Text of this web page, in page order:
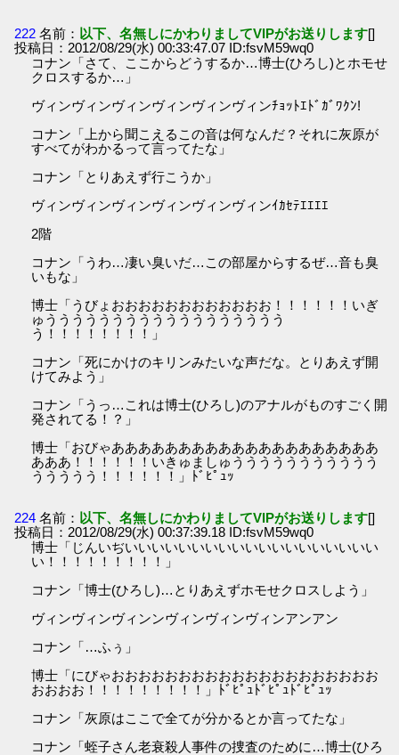
222 名前： 以下、名無しにかわりましてVIPがお送りします[]
投稿日：2012/08/29(水) 00:33:47.07 ID:fsvM59wq0
コナン「さて、ここからどうするか…博士(ひろし)とホモせ
クロスするか…」
ヴィンヴィンヴィンヴィンヴィンヴィンﾁｮｯﾄｴﾄﾞｶﾞﾜｸﾝ!
コナン「上から聞こえるこの音は何なんだ？それに灰原が
すべてがわかるって言ってたな」
コナン「とりあえず行こうか」
ヴィンヴィンヴィンヴィンヴィンヴィンｲｶｾﾃｴｴｴｴ
2階
コナン「うわ…凄い臭いだ…この部屋からするぜ…音も臭
いもな」
博士「うびょおおおおおおおおおおおお！！！！！！いぎ
ゅうううううううううううううううううう
う！！！！！！！！」
コナン「死にかけのキリンみたいな声だな。とりあえず開
けてみよう」
コナン「うっ…これは博士(ひろし)のアナルがものすごく開
発されてる！？」
博士「おびゃああああああああああああああああああああ
あああ！！！！！！いきゅましゅううううううううううう
ううううう！！！！！！」ﾄﾞﾋﾟｭｯ
224 名前： 以下、名無しにかわりましてVIPがお送りします[]
投稿日：2012/08/29(水) 00:37:39.18 ID:fsvM59wq0
博士「じんいぢいいいいいいいいいいいいいいいいいいい
い！！！！！！！！！」
コナン「博士(ひろし)…とりあえずホモせクロスしよう」
ヴィンヴィンヴィンンヴィンヴィンヴィンアンアン
コナン「…ふぅ」
博士「にびゃおおおおおおおおおおおおおおおおおおおお
おおおお！！！！！！！！！」ﾄﾞﾋﾟｭﾄﾞﾋﾟｭﾄﾞﾋﾟｭｯ
コナン「灰原はここで全てが分かるとか言ってたな」
コナン「蛭子さん老衰殺人事件の捜査のために…博士(ひろ